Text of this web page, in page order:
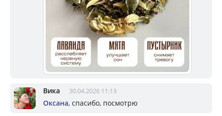
Вика 30.04.2026 11:13
Оксана, спасибо, посмотрю